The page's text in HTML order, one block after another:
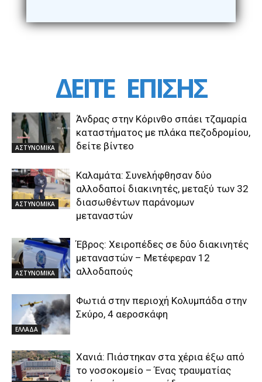
ΔΕΙΤΕ ΕΠΙΣΗΣ
ΑΣΤΥΝΟΜΙΚΑ
Άνδρας στην Κόρινθο σπάει τζαμαρία
καταστήματος με πλάκα πεζοδρομίου,
δείτε βίντεο
ΑΣΤΥΝΟΜΙΚΑ
Καλαμάτα: Συνελήφθησαν δύο
αλλοδαποί διακινητές, μεταξύ των 32
διασωθέντων παράνομων
μεταναστών
ΑΣΤΥΝΟΜΙΚΑ
Έβρος: Χειροπέδες σε δύο διακινητές
μεταναστών – Μετέφεραν 12
αλλοδαπούς
ΕΛΛΑΔΑ
Φωτιά στην περιοχή Κολυμπάδα στην
Σκύρο, 4 αεροσκάφη
Χανιά: Πιάστηκαν στα χέρια έξω από
το νοσοκομείο – Ένας τραυματίας